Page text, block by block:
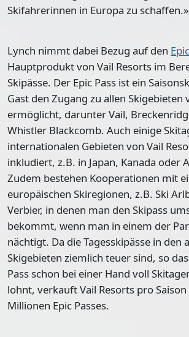
Skifahrerinnen in Europa zu schaffen.»
Lynch nimmt dabei Bezug auf den
Hauptprodukt von Vail Resorts im
Skipässe. Der Epic Pass ist ein
Gast den Zugang zu allen Skigebieten
ermöglicht, darunter Vail,
Whistler Blackcomb. Auch einige
internationalen Gebieten von Vail
inkludiert, z.B. in Japan, Kanada oder
Zudem bestehen Kooperationen mit
europäischen Skiregionen, z.B. Ski
Verbier, in denen man den Skipass
bekommt, wenn man in einem der
nächtigt. Da die Tagesskipässe in den
Skigebieten ziemlich teuer sind, so
Pass schon bei einer Hand voll
lohnt, verkauft Vail Resorts pro
Millionen Epic Passes.